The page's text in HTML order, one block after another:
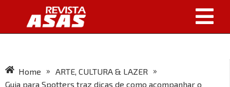
Home » ARTE, CULTURA & LAZER
»
Guia para Spotters traz dicas de como acompanhar o